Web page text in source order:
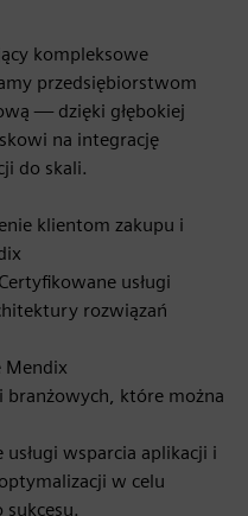
kompleksowe
przedsiębiorstwom
— dzięki głębokiej
na integrację
do skali.
klientom zakupu i
usługi
rozwiązań
Mendix
branżowych, które można
wsparcia aplikacji i
w celu